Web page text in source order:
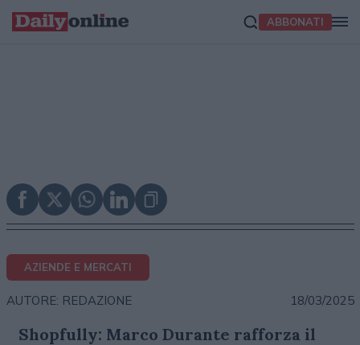
ABBONATI
AZIENDE E MERCATI
AUTORE: REDAZIONE 18/03/2025
Shopfully: Marco Durante rafforza il